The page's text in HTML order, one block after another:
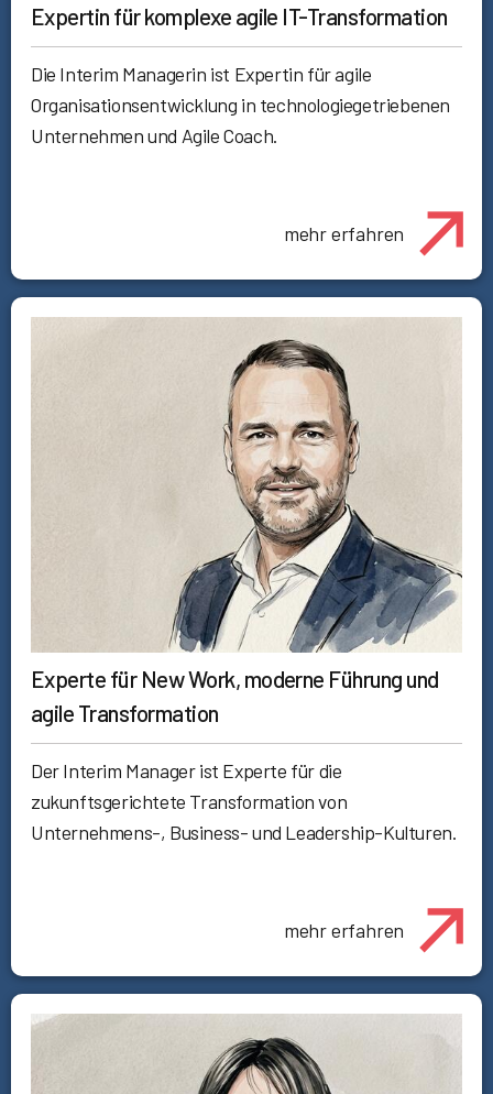
Expertin für komplexe agile IT-Transformation
Die Interim Managerin ist Expertin für agile
Organisationsentwicklung in technologiegetriebenen
Unternehmen und Agile Coach.
mehr erfahren
Experte für New Work, moderne Führung und
agile Transformation
Der Interim Manager ist Experte für die
zukunftsgerichtete Transformation von
Unternehmens-, Business- und Leadership-Kulturen.
mehr erfahren